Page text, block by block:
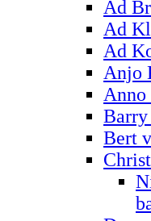
Ad
Ad
Ad
Anjo
Barry
Bert